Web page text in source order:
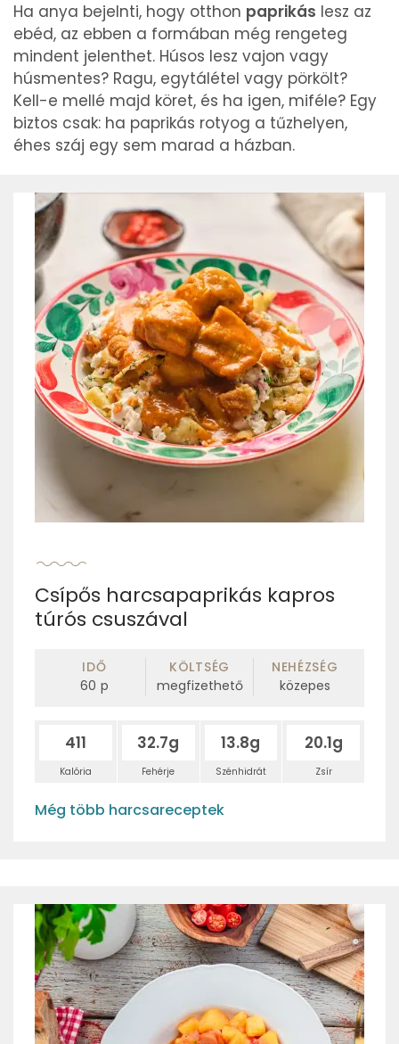
Ha anya bejelnti, hogy otthon paprikás lesz az
ebéd, az ebben a formában még rengeteg
mindent jelenthet. Húsos lesz vajon vagy
húsmentes? Ragu, egytálétel vagy pörkölt?
Kell-e mellé majd köret, és ha igen, miféle? Egy
biztos csak: ha paprikás rotyog a tűzhelyen,
éhes száj egy sem marad a házban.
Csípős harcsapaprikás kapros
túrós csuszával
IDŐ
60 p
KÖLTSÉG
megfizethető
NEHÉZSÉG
közepes
411
Kalória
32.7g
Fehérje
13.8g
Szénhidrát
20.1g
Zsír
Még több harcsareceptek